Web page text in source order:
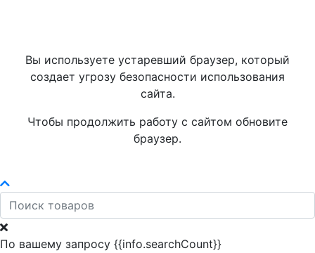
Вы используете устаревший браузер, который
создает угрозу безопасности использования
сайта.
Чтобы продолжить работу с сайтом обновите
браузер.
По вашему запросу {{info.searchCount}}